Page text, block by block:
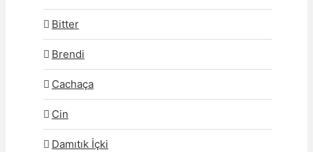
Bitter
Brendi
Cachaça
Cin
Damıtık İçki